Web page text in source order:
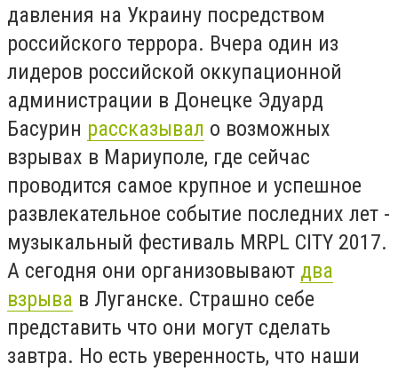
давления на Украину посредством
российского террора. Вчера один из
лидеров российской оккупационной
администрации в Донецке Эдуард
Басурин рассказывал о возможных
взрывах в Мариуполе, где сейчас
проводится самое крупное и успешное
развлекательное событие последних лет -
музыкальный фестиваль MRPL CITY 2017.
А сегодня они организовывают два
взрыва в Луганске. Страшно себе
представить что они могут сделать
завтра. Но есть уверенность, что наши